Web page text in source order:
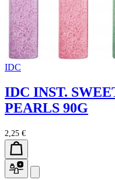
IDC
IDC INST.
PEARLS 90G
2,25 €